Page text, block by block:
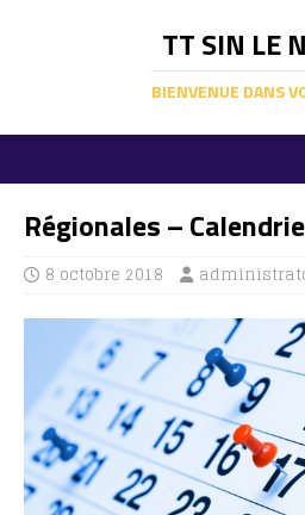
TT SIN LE
BIENVENUE DANS
Régionales –
8 octobre 2018